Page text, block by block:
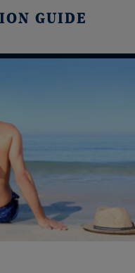
GUIDE